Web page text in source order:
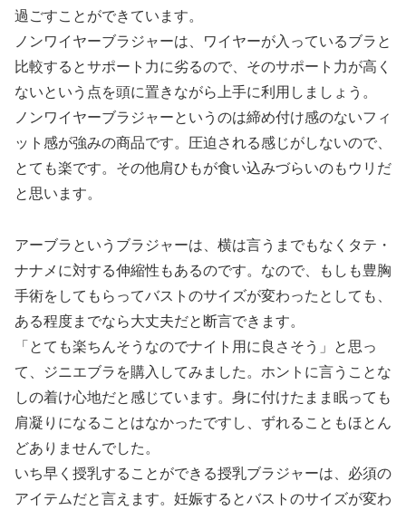
過ごすことができています。
ノンワイヤーブラジャーは、ワイヤーが入っているブラと
比較するとサポート力に劣るので、そのサポート力が高く
ないという点を頭に置きながら上手に利用しましょう。
ノンワイヤーブラジャーというのは締め付け感のないフィ
ット感が強みの商品です。圧迫される感じがしないので、
とても楽です。その他肩ひもが食い込みづらいのもウリだ
と思います。
アーブラというブラジャーは、横は言うまでもなくタテ・
ナナメに対する伸縮性もあるのです。なので、もしも豊胸
手術をしてもらってバストのサイズが変わったとしても、
ある程度までなら大丈夫だと断言できます。
「とても楽ちんそうなのでナイト用に良さそう」と思っ
て、ジニエブラを購入してみました。ホントに言うことな
しの着け心地だと感じています。身に付けたまま眠っても
肩凝りになることはなかったですし、ずれることもほとん
どありませんでした。
いち早く授乳することができる授乳ブラジャーは、必須の
アイテムだと言えます。妊娠するとバストのサイズが変わ